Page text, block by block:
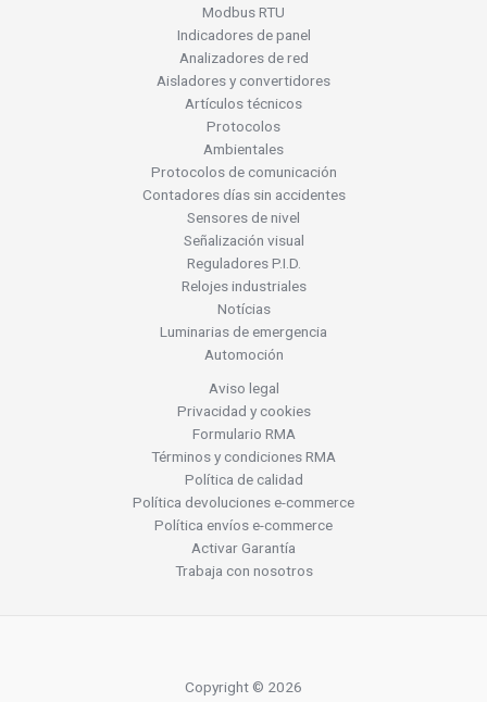
Modbus RTU
Indicadores de panel
Analizadores de red
Aisladores y convertidores
Artículos técnicos
Protocolos
Ambientales
Protocolos de comunicación
Contadores días sin accidentes
Sensores de nivel
Señalización visual
Reguladores P.I.D.
Relojes industriales
Notícias
Luminarias de emergencia
Automoción
Aviso legal
Privacidad y cookies
Formulario RMA
Términos y condiciones RMA
Política de calidad
Política devoluciones e-commerce
Política envíos e-commerce
Activar Garantía
Trabaja con nosotros
Copyright © 2026